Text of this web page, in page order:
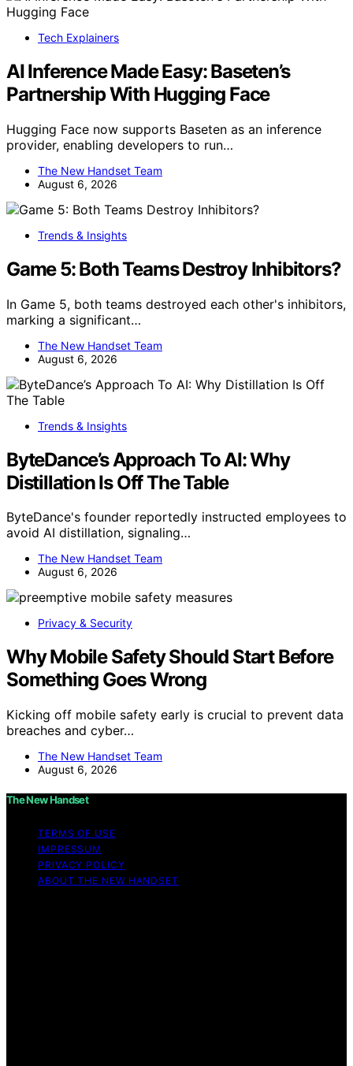
Tech Explainers
AI Inference Made Easy: Baseten’s
Partnership With Hugging Face
Hugging Face now supports Baseten as an inference
provider, enabling developers to run…
The New Handset Team
August 6, 2026
Trends & Insights
Game 5: Both Teams Destroy Inhibitors?
In Game 5, both teams destroyed each other's inhibitors,
marking a significant…
The New Handset Team
August 6, 2026
Trends & Insights
ByteDance’s Approach To AI: Why
Distillation Is Off The Table
ByteDance's founder reportedly instructed employees to
avoid AI distillation, signaling…
The New Handset Team
August 6, 2026
Privacy & Security
Why Mobile Safety Should Start Before
Something Goes Wrong
Kicking off mobile safety early is crucial to prevent data
breaches and cyber…
The New Handset Team
August 6, 2026
The New Handset
TERMS OF USE
IMPRESSUM
PRIVACY POLICY
ABOUT THE NEW HANDSET